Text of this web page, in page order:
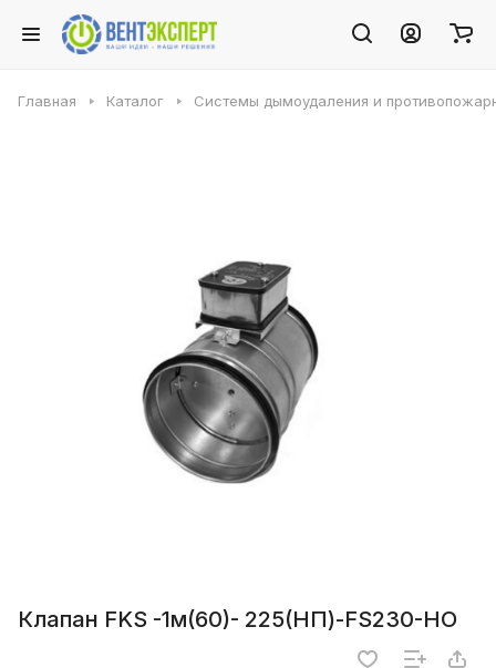
Главная Каталог Системы дымоудаления и
Клапан FKS -1м(60)- 225(НП)-FS230-НО